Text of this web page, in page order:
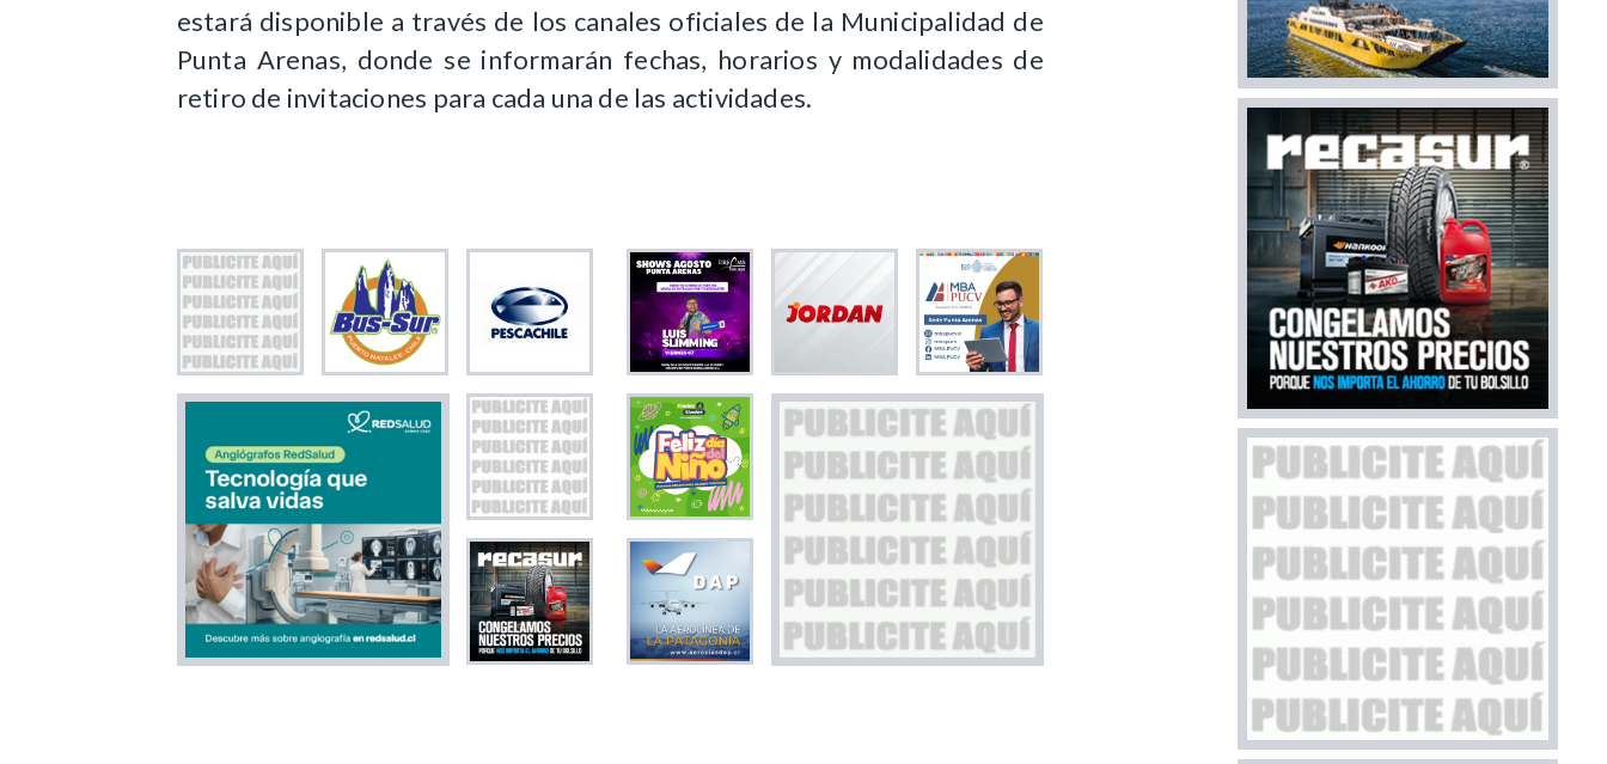
estará disponible a través de los canales oficiales de la Municipalidad de
Punta Arenas, donde se informarán fechas, horarios y modalidades de
retiro de invitaciones para cada una de las actividades.